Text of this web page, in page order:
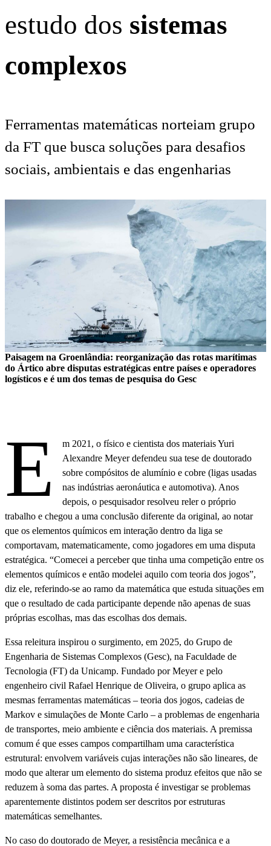
estudo dos sistemas
complexos
Ferramentas matemáticas norteiam grupo
da FT que busca soluções para desafios
sociais, ambientais e das engenharias
Paisagem na Groenlândia: reorganização das rotas marítimas
do Ártico abre disputas estratégicas entre países e operadores
logísticos e é um dos temas de pesquisa do Gesc
E
m 2021, o físico e cientista dos materiais Yuri
Alexandre Meyer defendeu sua tese de doutorado
sobre compósitos de alumínio e cobre (ligas usadas
nas indústrias aeronáutica e automotiva). Anos
depois, o pesquisador resolveu reler o próprio
trabalho e chegou a uma conclusão diferente da original, ao notar
que os elementos químicos em interação dentro da liga se
comportavam, matematicamente, como jogadores em uma disputa
estratégica. “Comecei a perceber que tinha uma competição entre os
elementos químicos e então modelei aquilo com teoria dos jogos”,
diz ele, referindo-se ao ramo da matemática que estuda situações em
que o resultado de cada participante depende não apenas de suas
próprias escolhas, mas das escolhas dos demais.
Essa releitura inspirou o surgimento, em 2025, do Grupo de
Engenharia de Sistemas Complexos (Gesc), na Faculdade de
Tecnologia (FT) da Unicamp. Fundado por Meyer e pelo
engenheiro civil Rafael Henrique de Oliveira, o grupo aplica as
mesmas ferramentas matemáticas – teoria dos jogos, cadeias de
Markov e simulações de Monte Carlo – a problemas de engenharia
de transportes, meio ambiente e ciência dos materiais. A premissa
comum é que esses campos compartilham uma característica
estrutural: envolvem variáveis cujas interações não são lineares, de
modo que alterar um elemento do sistema produz efeitos que não se
reduzem à soma das partes. A proposta é investigar se problemas
aparentemente distintos podem ser descritos por estruturas
matemáticas semelhantes.
No caso do doutorado de Meyer, a resistência mecânica e a